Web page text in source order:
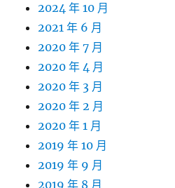
2024 年 10 月
2021 年 6 月
2020 年 7 月
2020 年 4 月
2020 年 3 月
2020 年 2 月
2020 年 1 月
2019 年 10 月
2019 年 9 月
2019 年 8 月